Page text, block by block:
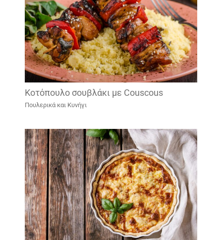
Κοτόπουλο σουβλάκι με Couscous
Πουλερικά και Κυνήγι